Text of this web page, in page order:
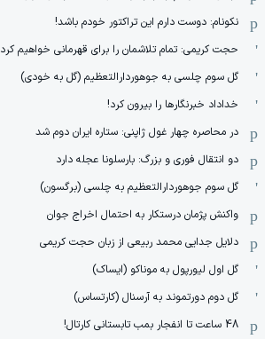
نکونام: دوست دارم این تراکتور خودم باشد!
حجت کریمی: تمام تلاشمان را برای قهرمانی خواهیم کرد
گل سوم چلسی به جوهوردارالتعظیم (گل به خودی)
خداداد خبرنگارها را بیرون کرد!
در محاصره چهار غول ژاپنی: ستاره ایران دوم شد
دو انتقال فوری و بزرگ: بارسلونا عجله دارد
گل سوم جوهوردارالتعظیم به چلسی (برگسون)
واکنش پژمان درستکار به احتمال اخراج جوان
دلایل جدایی محمد ربیعی از زبان حجت کریمی
گل اول لیورپول به موناکو (ایساک)
گل دوم دورتموند به آرسنال (کارتساس)
48 ساعت تا انفجار بمب تابستانی کارتال!